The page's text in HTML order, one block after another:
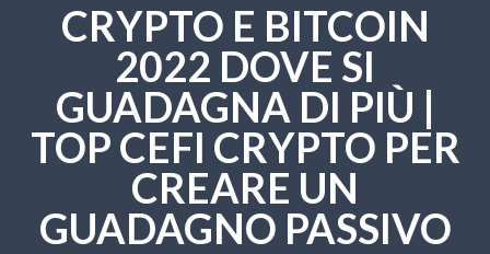
CRYPTO E BITCOIN
2022 DOVE SI
GUADAGNA DI PIÙ |
TOP CEFI CRYPTO PER
CREARE UN
GUADAGNO PASSIVO